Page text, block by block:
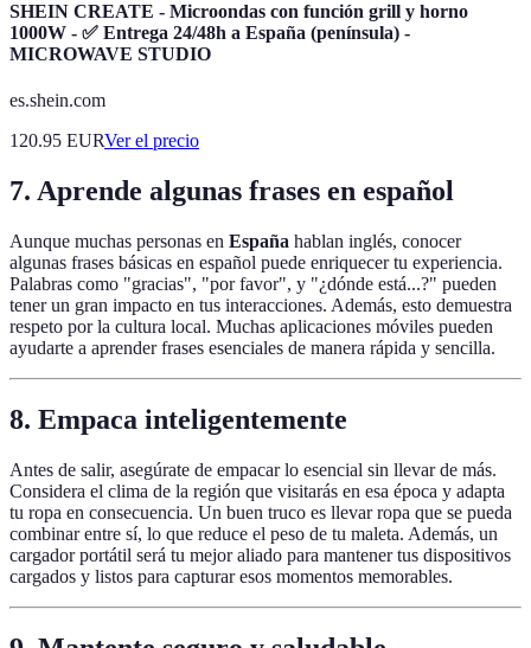
SHEIN CREATE - Microondas con función grill y horno
1000W - ✅ Entrega 24/48h a España (península) -
MICROWAVE STUDIO
es.shein.com
120.95 EURVer el precio
7. Aprende algunas frases en español
Aunque muchas personas en España hablan inglés, conocer
algunas frases básicas en español puede enriquecer tu experiencia.
Palabras como "gracias", "por favor", y "¿dónde está...?" pueden
tener un gran impacto en tus interacciones. Además, esto demuestra
respeto por la cultura local. Muchas aplicaciones móviles pueden
ayudarte a aprender frases esenciales de manera rápida y sencilla.
8. Empaca inteligentemente
Antes de salir, asegúrate de empacar lo esencial sin llevar de más.
Considera el clima de la región que visitarás en esa época y adapta
tu ropa en consecuencia. Un buen truco es llevar ropa que se pueda
combinar entre sí, lo que reduce el peso de tu maleta. Además, un
cargador portátil será tu mejor aliado para mantener tus dispositivos
cargados y listos para capturar esos momentos memorables.